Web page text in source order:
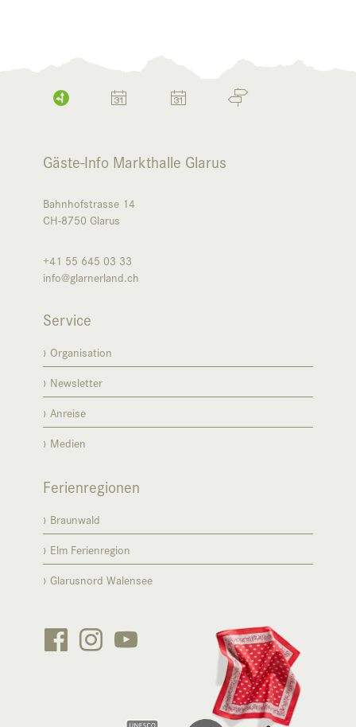
Gäste-Info Markthalle Glarus
Bahnhofstrasse 14
CH-8750 Glarus
+41 55 645 03 33
info@glarnerland.ch
Service
Organisation
Newsletter
Anreise
Medien
Ferienregionen
Braunwald
Elm Ferienregion
Glarusnord Walensee

 